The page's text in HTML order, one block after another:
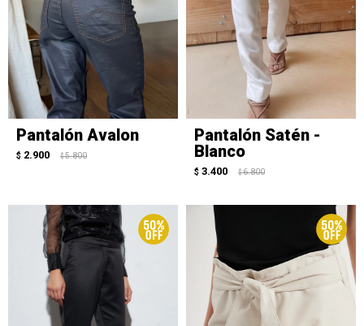
Pantalón Avalon
$ 2.900 $ 5.800
Pantalón Satén -
Blanco
$ 3.400 $ 6.800